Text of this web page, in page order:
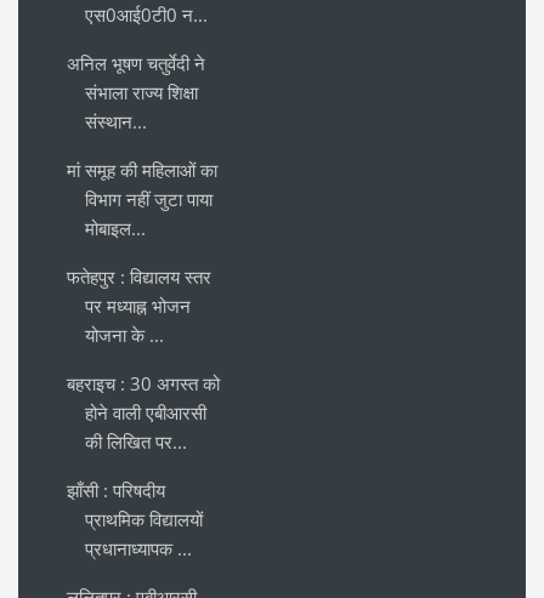
एस0आई0टी0 न...
अनिल भूषण चतुर्वेदी ने
संभाला राज्य शिक्षा
संस्थान...
मां समूह की महिलाओं का
विभाग नहीं जुटा पाया
मोबाइल...
फतेहपुर : विद्यालय स्तर
पर मध्याह्न भोजन
योजना के ...
बहराइच : 30 अगस्त को
होने वाली एबीआरसी
की लिखित पर...
झाँसी : परिषदीय
प्राथमिक विद्यालयों
प्रधानाध्यापक ...